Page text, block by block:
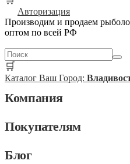
Авторизация
Производим и продаем
оптом по всей РФ
🛒
Каталог Ваш Город:
Компания
Покупателям
Блог